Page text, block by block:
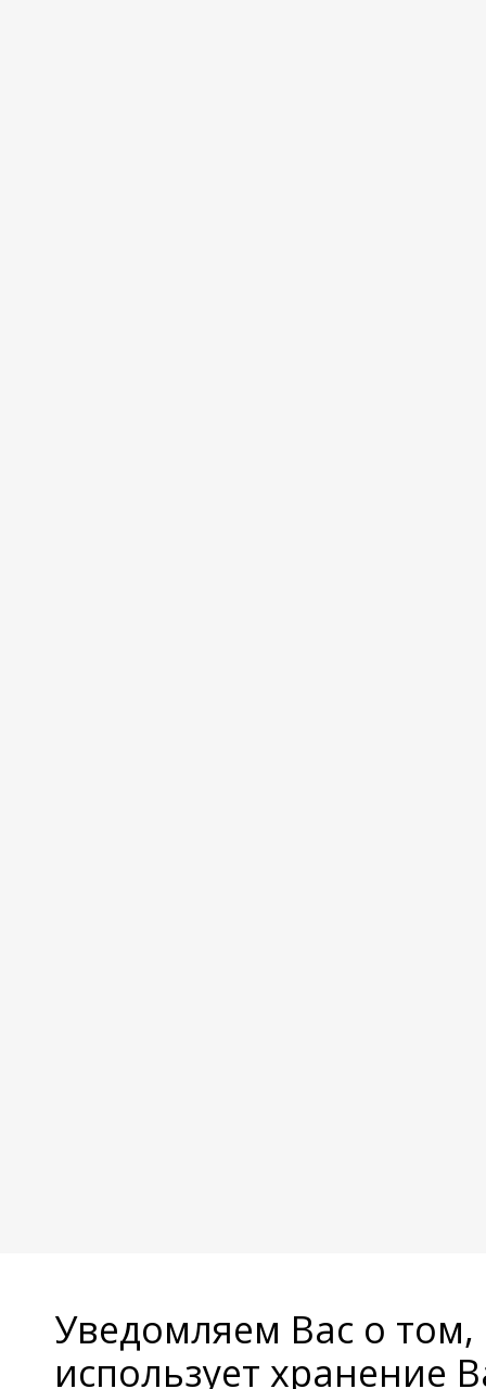
Уведомляем Вас о
использует хранение